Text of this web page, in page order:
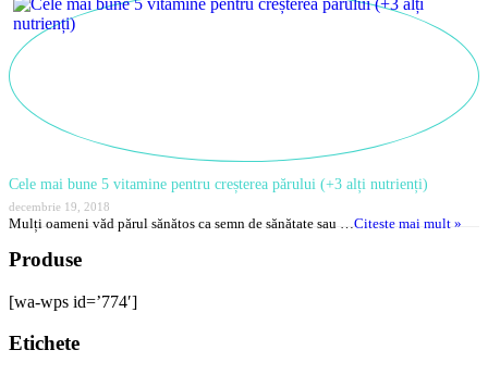
Cele mai bune 5 vitamine pentru creșterea părului (+3 alți nutrienți)
decembrie 19, 2018
Mulți oameni văd părul sănătos ca semn de sănătate sau …Citeste mai mult »
Produse
[wa-wps id=’774′]
Etichete